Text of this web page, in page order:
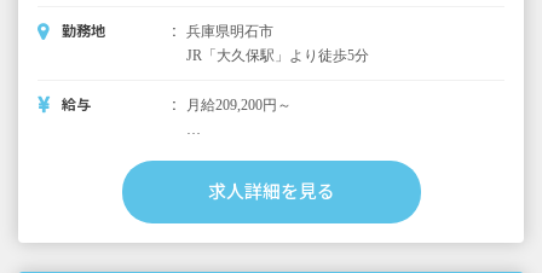
勤務地
兵庫県明石市
JR「大久保駅」より徒歩5分
給与 月給209,200円～
■早朝手当 （開園～8時）
■夜間手当 （18時～閉園）
求人詳細を見る